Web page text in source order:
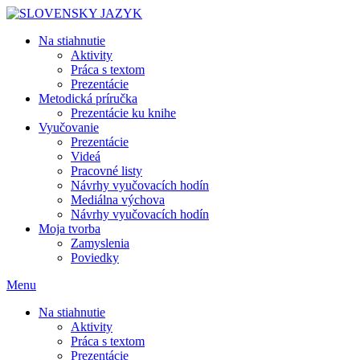
Skip
contentNa stiahnutie
Aktivity
Práca s textom
Prezentácie
Metodická príručka
Prezentácie ku knihe
Vyučovanie
Prezentácie
Videá
Pracovné listy
Návrhy vyučovacích hodín
Mediálna výchova
Návrhy vyučovacích hodín
Moja tvorba
Zamyslenia
Poviedky
Menu
Na stiahnutie
Aktivity
Práca s textom
Prezentácie